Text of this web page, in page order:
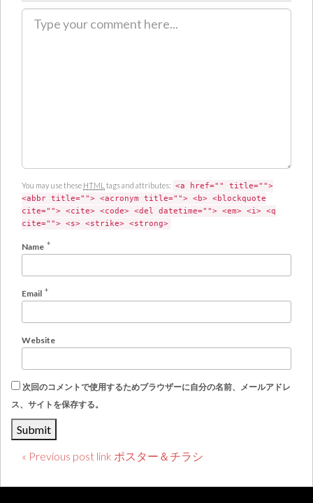
You may use these HTML tags and attributes: <a href="" title="">
<abbr title=""> <acronym title=""> <b> <blockquote
cite=""> <cite> <code> <del datetime=""> <em> <i> <q
cite=""> <s> <strike> <strong>
Name *
Email *
Website
次回のコメントで使用するためブラウザーに自分の名前、メールアドレ
ス、サイトを保存する。
« Previous post link ポスター＆チラシ